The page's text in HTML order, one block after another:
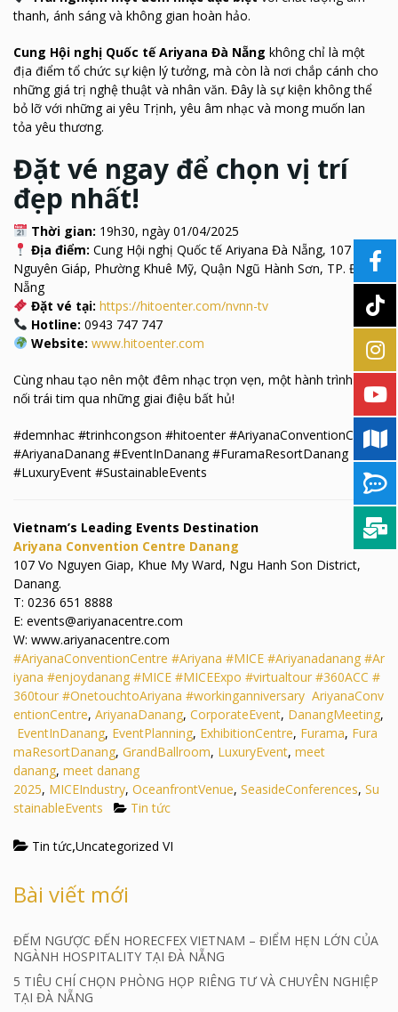
thanh, ánh sáng và không gian hoàn hảo.
Cung Hội nghị Quốc tế Ariyana Đà Nẵng không chỉ là một
địa điểm tổ chức sự kiện lý tưởng, mà còn là nơi chắp cánh cho
những giá trị nghệ thuật và nhân văn. Đây là sự kiện không thể
bỏ lỡ với những ai yêu Trịnh, yêu âm nhạc và mong muốn lan
tỏa yêu thương.
Đặt vé ngay để chọn vị trí
đẹp nhất!
Thời gian: 19h30, ngày 01/04/2025
Địa điểm: Cung Hội nghị Quốc tế Ariyana Đà Nẵng, 107 Võ
Nguyên Giáp, Phường Khuê Mỹ, Quận Ngũ Hành Sơn, TP. Đà
Nẵng
Đặt vé tại: https://hitoenter.com/nvnn-tv
Hotline: 0943 747 747
Website: www.hitoenter.com
Cùng nhau tạo nên một đêm nhạc trọn vẹn, một hành trình kết
nối trái tim qua những giai điệu bất hủ!
#demnhac #trinhcongson #hitoenter #AriyanaConventionCentre
#AriyanaDanang #EventInDanang #FuramaResortDanang
#LuxuryEvent #SustainableEvents
Vietnam’s Leading Events Destination
Ariyana Convention Centre Danang
107 Vo Nguyen Giap, Khue My Ward, Ngu Hanh Son District,
Danang.
T: 0236 651 8888
E: events@ariyanacentre.com
W: www.ariyanacentre.com
#AriyanaConventionCentre #Ariyana #MICE #Ariyanadanang #Ar
iyana #enjoydanang #MICE #MICEExpo #virtualtour #360ACC #
360tour #OnetouchtoAriyana #workinganniversary AriyanaConv
entionCentre, AriyanaDanang, CorporateEvent, DanangMeeting,
EventInDanang, EventPlanning, ExhibitionCentre, Furama, Fura
maResortDanang, GrandBallroom, LuxuryEvent, meet
danang, meet danang
2025, MICEIndustry, OceanfrontVenue, SeasideConferences, Su
stainableEvents
Tin tức
Tin tức,Uncategorized VI
Bài viết mới
ĐẾM NGƯỢC ĐẾN HORECFEX VIETNAM – ĐIỂM HẸN LỚN CỦA
NGÀNH HOSPITALITY TẠI ĐÀ NẴNG
5 TIÊU CHÍ CHỌN PHÒNG HỌP RIÊNG TƯ VÀ CHUYÊN NGHIỆP
TẠI ĐÀ NẴNG